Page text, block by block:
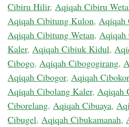
Cibiru Hilir, Aqiqah Cibiru
Aqiqah Cibitung Kulon, Aqiqah
Aqiqah Cibitung Wetan,
Kaler, Aqiqah Cibiuk Kidul,
Cibogo, Aqiqah Cibogogirang,
Aqiqah Cibogor, Aqiqah Cibokor
Aqiqah Cibolang Kaler, Aqiqah
Ciborelang, Aqiqah Cibuaya,
Cibugel, Aqiqah Cibukamanah,